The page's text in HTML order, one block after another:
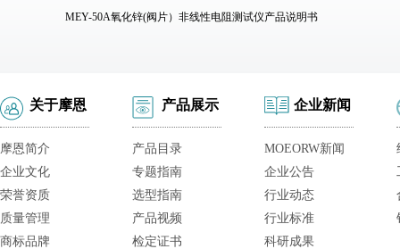
MEY-50A氧化锌(阀片）非线性电阻测试仪产品说明书
关于摩恩
摩恩简介
企业文化
荣誉资质
质量管理
商标品牌
产品展示
产品目录
专题指南
选型指南
产品视频
检定证书
企业新闻
MOEORW新闻
企业公告
行业动态
行业标准
科研成果